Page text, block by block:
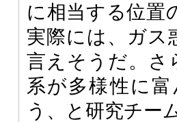
に相当する位置
実際には、ガス
言えそうだ。さ
系が多様性に
う、と研究チー